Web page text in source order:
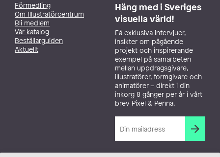
Förmedling
Om Illustratörcentrum
Bli medlem
Vår katalog
Beställarguiden
Aktuellt
Häng med i Sveriges
visuella värld!
Få exklusiva intervjuer,
insikter om pågående
projekt och inspirerande
exempel på samarbeten
mellan uppdragsgivare,
illustratörer, formgivare och
animatörer – direkt i din
inkorg 8 gånger per år i vårt
brev Pixel & Penna.